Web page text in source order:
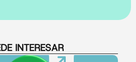
INTERESAR